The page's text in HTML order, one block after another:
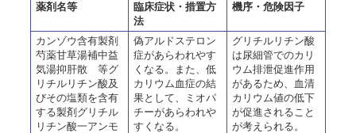
薬剤名等
臨床症状・措置方
法
機序・危険因子
カンゾウ含有製剤
芍薬甘草湯補中益
気湯抑肝散 等グ
リチルリチン酸及
びその塩類を含有
する製剤グリチル
リチン酸一アンモ
偽アルドステロン
症があらわれやす
くなる。また、低
カリウム血症の結
果として、ミオパ
チーがあらわれや
すくなる。
グリチルリチン酸
は尿細管でのカリ
ウム排泄促進作用
があるため、血清
カリウム値の低下
が促進されること
が考えられる。